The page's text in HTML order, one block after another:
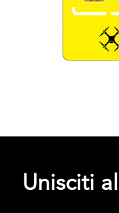
Unisciti